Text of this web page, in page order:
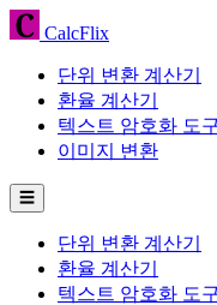
CalcFlix
단위 변환 계산기
환율 계산기
텍스트 암호화 도
이미지 변환
☰
단위 변환 계산기
환율 계산기
텍스트 암호화 도